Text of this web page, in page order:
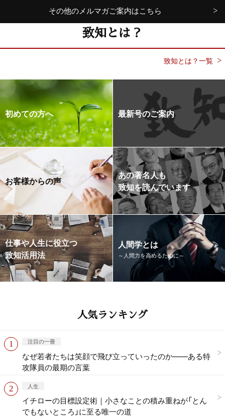
その他のメルマガご案内はこちら
致知とは？
致知とは？一覧
初めての方へ 最新号のご案内
お客様からの声
あの著名人も
致知を読んでいます
仕事や人生に役立つ
致知活用法
人間学とは
～人間力を高めるために～
人気ランキング
注目の一冊
なぜ若者たちは笑顔で飛び立っていったのか——ある特
攻隊員の最期の言葉
人生
イチローの目標設定術｜小さなことの積み重ねが「とん
でもないところ」に至る唯一の道